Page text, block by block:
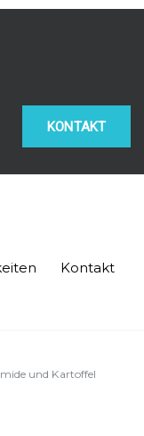
KONTAKT
Kontakt
und Kartoffel